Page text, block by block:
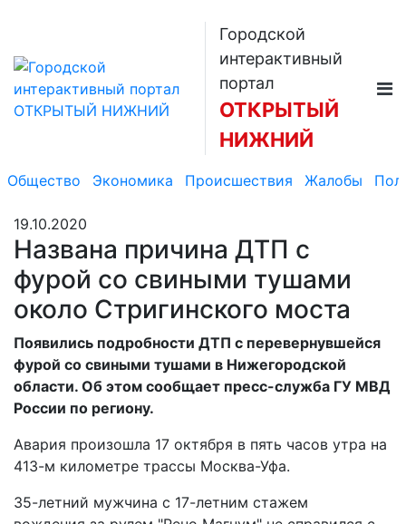
Городской
интерактивный
портал
ОТКРЫТЫЙ
НИЖНИЙ
Общество Экономика Происшествия Жалобы
19.10.2020
Названа причина ДТП с
фурой со свиными тушами
около Стригинского моста
Появились подробности ДТП с перевернувшейся
фурой со свиными тушами в Нижегородской
области. Об этом сообщает пресс-служба ГУ МВД
России по региону.
Авария произошла 17 октября в пять часов утра на
413-м километре трассы Москва-Уфа.
35-летний мужчина с 17-летним стажем